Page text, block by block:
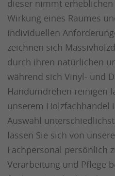
dieser nimmt
Wirkung eines Raumes
individuellen
zeichnen sich
durch ihren natürlichen
während sich Vinyl- und
Handumdrehen reinigen
unserem Holzfachhandel
Auswahl
lassen Sie sich von
Fachpersonal persönlich
Verarbeitung und Pflege